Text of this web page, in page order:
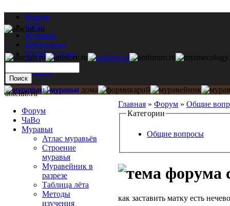
Форум
ЧаВо
Муравьи
Библиотека
Муравьи дома
Мастерская
Каталог
Главная » Форум » Общие
Категории
Общие вопросы
как заставить матку есть
antclub.ru
Форум
ЧаВо
Муравьи
Атлас муравьёв
Строение
муравья
Муравейник в
разрезе
Таблица лёта
Методы
изучения